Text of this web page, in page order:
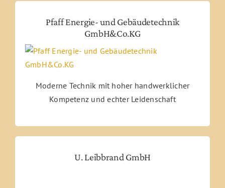
Pfaff Energie- und Gebäudetechnik
GmbH&Co.KG
Moderne Technik mit hoher handwerklicher
Kompetenz und echter Leidenschaft
U. Leibbrand GmbH